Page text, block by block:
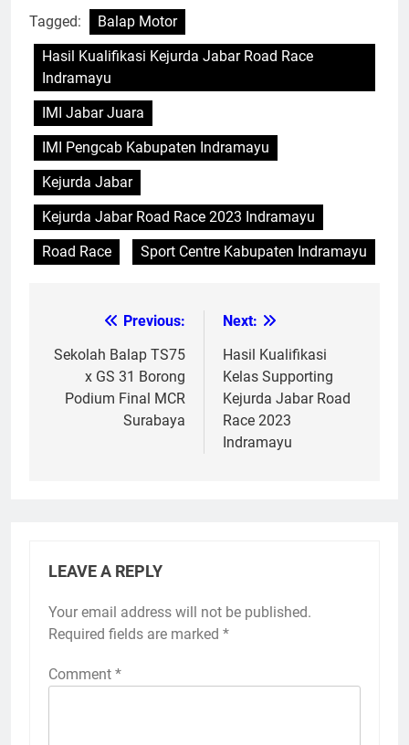
Tagged:
Balap Motor
Hasil Kualifikasi Kejurda Jabar Road Race
Indramayu
IMI Jabar Juara
IMI Pengcab Kabupaten Indramayu
Kejurda Jabar
Kejurda Jabar Road Race 2023 Indramayu
Road Race
Sport Centre Kabupaten Indramayu
navigation
Previous:
Sekolah Balap TS75
x GS 31 Borong
Podium Final MCR
Surabaya
Next:
Hasil Kualifikasi
Kelas Supporting
Kejurda Jabar Road
Race 2023
Indramayu
LEAVE A REPLY
Your email address will not be published.
Required fields are marked *
Comment *